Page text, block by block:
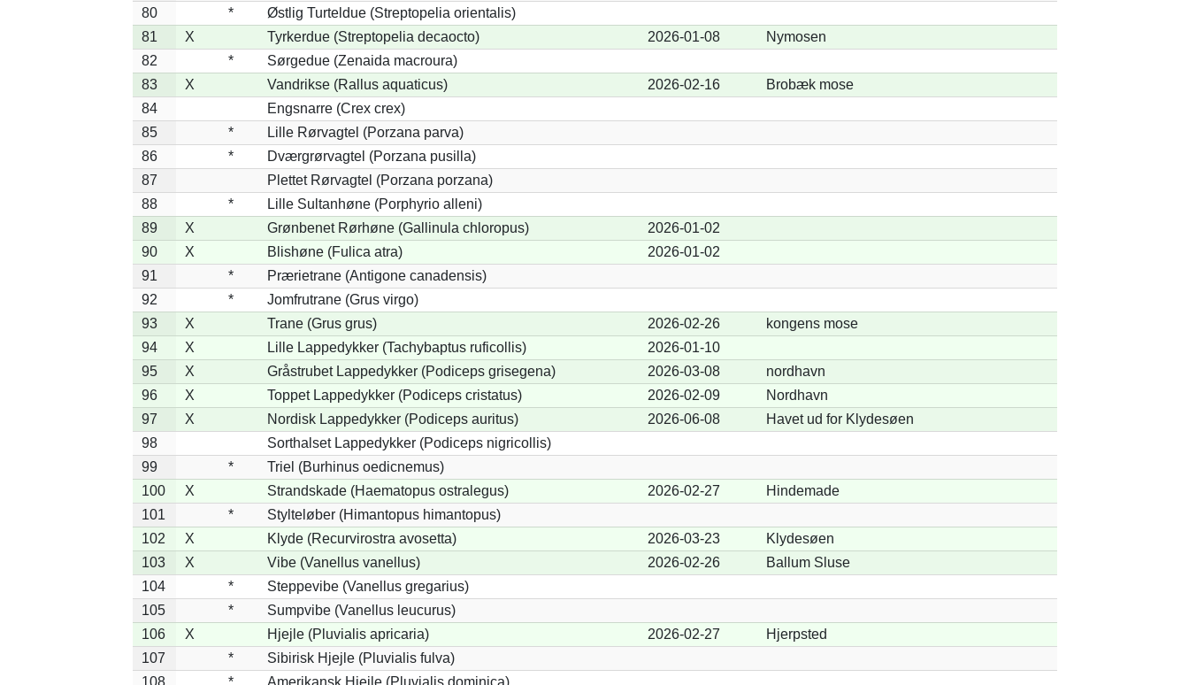
80
*
Østlig Turteldue (Streptopelia orientalis)
81
X Tyrkerdue (Streptopelia decaocto) 2026-01-08
Nymosen
82
*
Sørgedue (Zenaida macroura)
83
X Vandrikse (Rallus aquaticus) 2026-02-16
Brobæk mose
84
Engsnarre (Crex crex)
85
*
Lille Rørvagtel (Porzana parva)
86
*
Dværgrørvagtel (Porzana pusilla)
87
Plettet Rørvagtel (Porzana porzana)
88
*
Lille Sultanhøne (Porphyrio alleni)
89
X Grønbenet Rørhøne (Gallinula chloropus)
2026-01-02
90
X Blishøne (Fulica atra)
2026-01-02
91
*
Prærietrane (Antigone canadensis)
92
*
Jomfrutrane (Grus virgo)
93
X Trane (Grus grus) 2026-02-26
kongens mose
94
X Lille Lappedykker (Tachybaptus ruficollis)
2026-01-10
95
X Gråstrubet Lappedykker (Podiceps grisegena) 2026-03-08
nordhavn
96
X Toppet Lappedykker (Podiceps cristatus) 2026-02-09
Nordhavn
97
X Nordisk Lappedykker (Podiceps auritus) 2026-06-08
Havet ud for Klydesøen
98
Sorthalset Lappedykker (Podiceps nigricollis)
99
*
Triel (Burhinus oedicnemus)
100
X Strandskade (Haematopus ostralegus) 2026-02-27
Hindemade
101
*
Stylteløber (Himantopus himantopus)
102
X Klyde (Recurvirostra avosetta) 2026-03-23
Klydesøen
103
X Vibe (Vanellus vanellus) 2026-02-26
Ballum Sluse
104
*
Steppevibe (Vanellus gregarius)
105
*
Sumpvibe (Vanellus leucurus)
106
X Hjejle (Pluvialis apricaria) 2026-02-27
Hjerpsted
107
*
Sibirisk Hjejle (Pluvialis fulva)
108
* Amerikansk Hjejle (Pluvialis dominica)